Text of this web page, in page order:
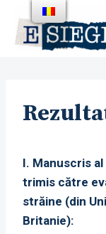
content
I. Manuscris
trimis către
străine (din
Britanie):